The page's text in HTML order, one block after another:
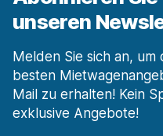
unseren
Melden Sie sich an, um
besten
Mail zu erhalten! Kein
exklusive Angebote!